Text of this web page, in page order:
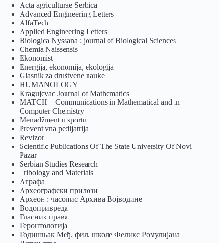
Acta agriculturae Serbica
Advanced Engineering Letters
AlfaTech
Applied Engineering Letters
Biologica Nyssana : journal of Biological Sciences
Chemia Naissensis
Ekonomist
Energija, ekonomija, ekologija
Glasnik za društvene nauke
HUMANOLOGY
Kragujevac Journal of Mathematics
MATCH – Communications in Mathematical and in
Computer Chemistry
Menadžment u sportu
Preventivna pedijatrija
Revizor
Scientific Publications Of The State University Of Novi
Pazar
Serbian Studies Research
Tribology and Materials
Аграфа
Археографски прилози
Археон : часопис Архива Војводине
Водопривреда
Гласник права
Геронтологија
Годишњак Међ. фил. школе Феликс Ромулијана